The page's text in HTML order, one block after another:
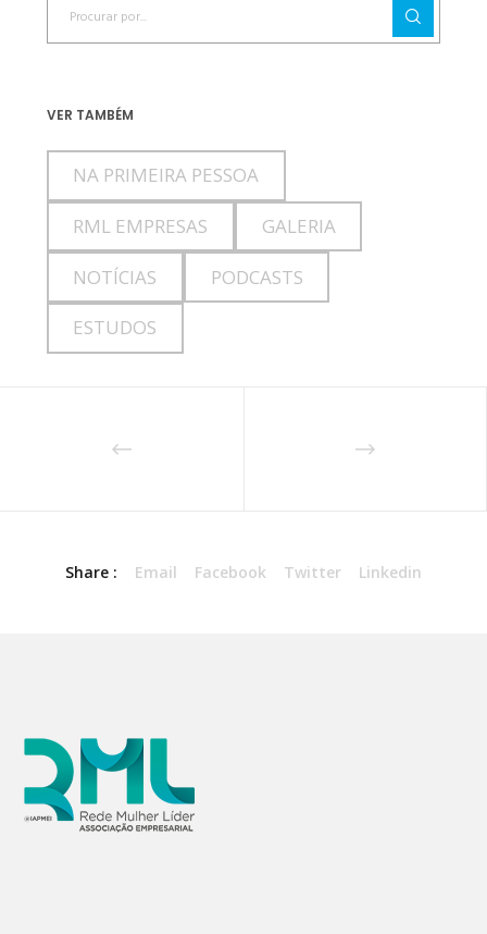
VER TAMBÉM
NA PRIMEIRA PESSOA
RML EMPRESAS GALERIA
NOTÍCIAS PODCASTS
ESTUDOS
Share : Email Facebook Twitter Linkedin